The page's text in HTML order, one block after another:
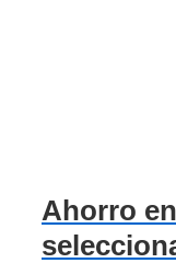
Ahorro